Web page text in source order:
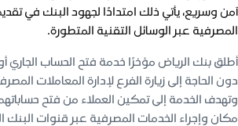
آمن وسريع، يأتي ذلك امتدادًا لجهود البنك في
المصرفية عبر الوسائل التقنية المتطورة.
أطلق بنك الرياض مؤخرًا خدمة فتح الحساب
دون الحاجة إلى زيارة الفرع لإدارة المعاملات
وتهدف الخدمة إلى تمكين العملاء من فتح
مكان وإجراء الخدمات المصرفية عبر قنوات البنك